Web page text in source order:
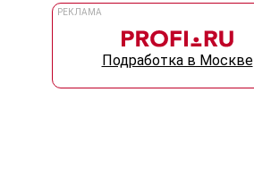
РЕКЛАМА
Подработка в Москве